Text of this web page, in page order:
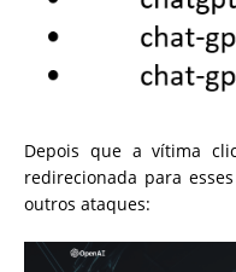
Depois que a vítima
redirecionada para
outros ataques: